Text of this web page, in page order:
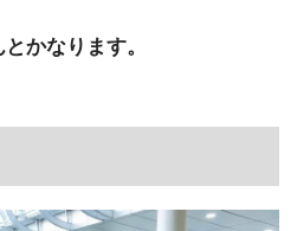
かなります。